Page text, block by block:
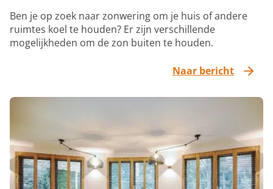
Ben je op zoek naar zonwering om je huis of andere
ruimtes koel te houden? Er zijn verschillende
mogelijkheden om de zon buiten te houden.
Naar bericht